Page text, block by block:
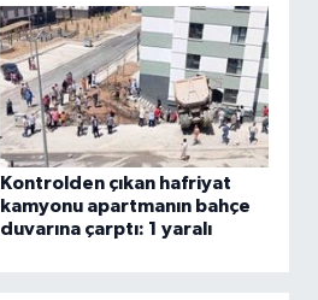
Kontrolden çıkan hafriyat
kamyonu apartmanın bahçe
duvarına çarptı: 1 yaralı